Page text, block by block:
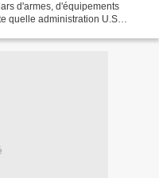
d'armes, d'équipements
quelle administration U.S